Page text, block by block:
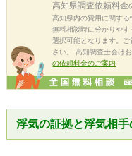
高知県調査依頼料金
高知県内の費用に関する
無料相談時に分かりや
選択可能となります。
さい。 高知調査士会は
の依頼料金のご案内
浮気の証拠と浮気相